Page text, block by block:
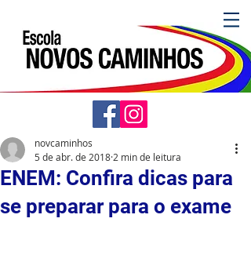
ENEM: Confira dicas para
se preparar para o exame
novcaminhos
5 de abr. de 2018 2 min de leitura